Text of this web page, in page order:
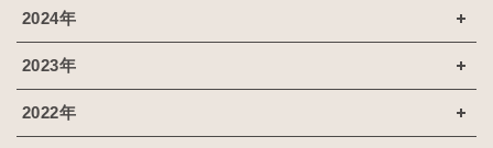
2024年
2023年
2022年